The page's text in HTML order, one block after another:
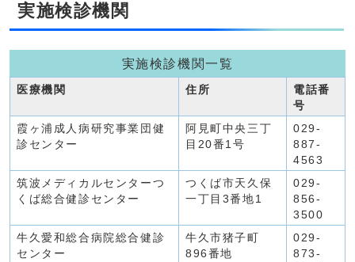
実施検診機関
実施検診機関一覧
医療機関 住所
電話番
号
霞ヶ浦成人病研究事業団健
診センター
阿見町中央三丁
目20番1号
029-
887-
4563
筑波メディカルセンターつ
くば総合健診センター
つくば市天久保
一丁目3番地1
029-
856-
3500
牛久愛和総合病院総合健診
センター
牛久市猪子町
896番地
029-
873-